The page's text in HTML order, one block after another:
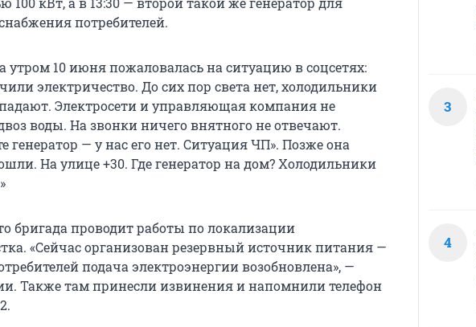
потребителей.
10 июня пожаловалась на ситуацию в соцсетях:
электричество. До сих пор света нет, холодильники
Электросети и управляющая компания не
воды. На звонки ничего внятного не отвечают.
генератор — у нас его нет. Ситуация ЧП». Позже она
На улице +30. Где генератор на дом? Холодильники
бригада проводит работы по локализации
«Сейчас организован резервный источник питания —
подача электроэнергии возобновлена», —
Также там принесли извинения и напомнили телефон
3
4